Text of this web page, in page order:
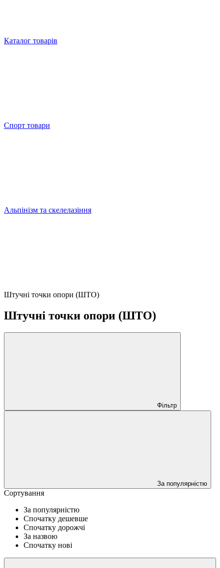
Каталог товарів
Спорт товари
Альпінізм та скелелазіння
Штучні точки опори (ШТО)
Штучні точки опори (ШТО)
Фільтр
За популярністю
Сортування
За популярністю
Спочатку дешевше
Спочатку дорожчі
За назвою
Спочатку нові